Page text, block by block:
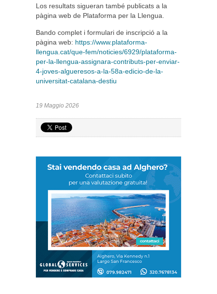
Los resultats sigueran també publicats a la
pàgina web de Plataforma per la Llengua.
Bando complet i formulari de inscripció a la
pàgina web: https://www.plataforma-
llengua.cat/que-fem/noticies/6929/plataforma-
per-la-llengua-assignara-contributs-per-enviar-
4-joves-algueresos-a-la-58a-edicio-de-la-
universitat-catalana-destiu
19 Maggio 2026